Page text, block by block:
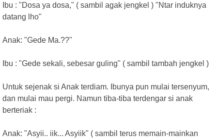
Ibu : "Dosa ya dosa," ( sambil agak jengkel ) "Ntar induknya
datang lho"
Anak: "Gede Ma.??"
Ibu : "Gede sekali, sebesar guling" ( sambil tambah jengkel )
Untuk sejenak si Anak terdiam. Ibunya pun mulai tersenyum,
dan mulai mau pergi. Namun tiba-tiba terdengar si anak
berteriak :
Anak: "Asyii.. iik... Asyiik" ( sambil terus memain-mainkan